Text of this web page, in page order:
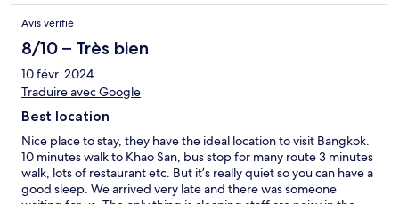
Avis vérifié
8/10 – Très bien
10 févr. 2024
Traduire avec Google
Best location
Nice place to stay, they have the ideal location to visit Bangkok.
10 minutes walk to Khao San, bus stop for many route 3 minutes
walk, lots of restaurant etc. But it’s really quiet so you can have a
good sleep. We arrived very late and there was someone